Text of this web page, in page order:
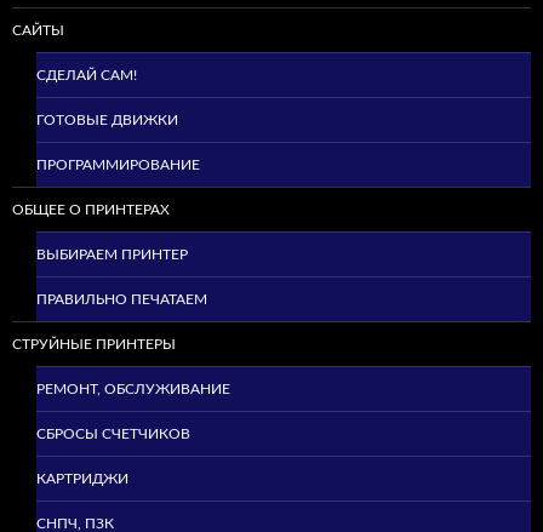
САЙТЫ
СДЕЛАЙ САМ!
ГОТОВЫЕ ДВИЖКИ
ПРОГРАММИРОВАНИЕ
ОБЩЕЕ О ПРИНТЕРАХ
ВЫБИРАЕМ ПРИНТЕР
ПРАВИЛЬНО ПЕЧАТАЕМ
СТРУЙНЫЕ ПРИНТЕРЫ
РЕМОНТ, ОБСЛУЖИВАНИЕ
СБРОСЫ СЧЕТЧИКОВ
КАРТРИДЖИ
СНПЧ, ПЗК